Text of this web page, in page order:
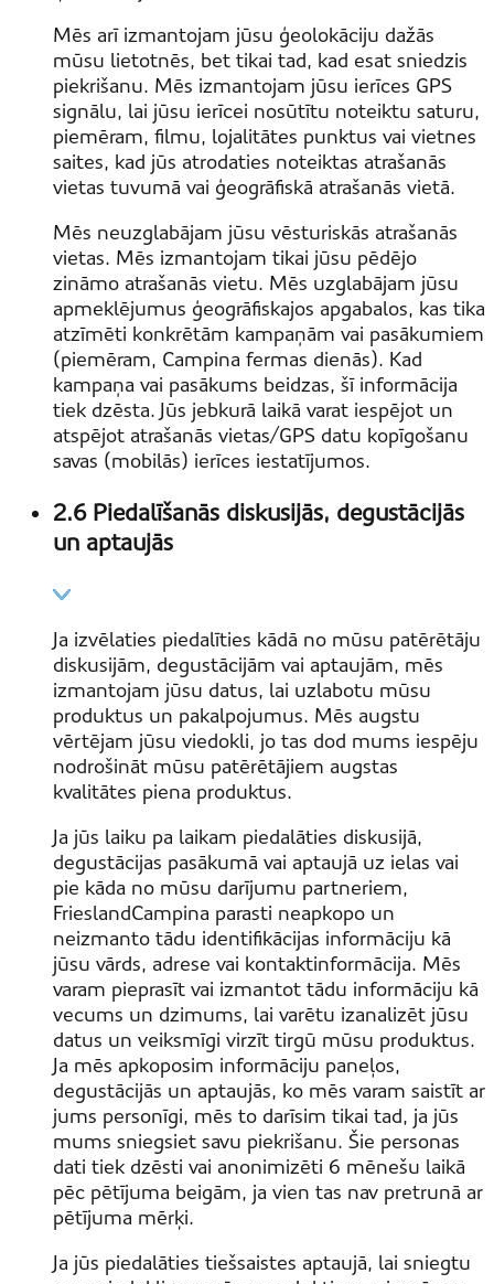
Mēs arī izmantojam jūsu ģeolokāciju dažās
mūsu lietotnēs, bet tikai tad, kad esat sniedzis
piekrišanu. Mēs izmantojam jūsu ierīces GPS
signālu, lai jūsu ierīcei nosūtītu noteiktu saturu,
piemēram, filmu, lojalitātes punktus vai vietnes
saites, kad jūs atrodaties noteiktas atrašanās
vietas tuvumā vai ģeogrāfiskā atrašanās vietā.
Mēs neuzglabājam jūsu vēsturiskās atrašanās
vietas. Mēs izmantojam tikai jūsu pēdējo
zināmo atrašanās vietu. Mēs uzglabājam jūsu
apmeklējumus ģeogrāfiskajos apgabalos, kas tika
atzīmēti konkrētām kampaņām vai pasākumiem
(piemēram, Campina fermas dienās). Kad
kampaņa vai pasākums beidzas, šī informācija
tiek dzēsta. Jūs jebkurā laikā varat iespējot un
atspējot atrašanās vietas/GPS datu kopīgošanu
savas (mobilās) ierīces iestatījumos.
2.6 Piedalīšanās diskusijās, degustācijās
un aptaujās
Ja izvēlaties piedalīties kādā no mūsu patērētāju
diskusijām, degustācijām vai aptaujām, mēs
izmantojam jūsu datus, lai uzlabotu mūsu
produktus un pakalpojumus. Mēs augstu
vērtējam jūsu viedokli, jo tas dod mums iespēju
nodrošināt mūsu patērētājiem augstas
kvalitātes piena produktus.
Ja jūs laiku pa laikam piedalāties diskusijā,
degustācijas pasākumā vai aptaujā uz ielas vai
pie kāda no mūsu darījumu partneriem,
FrieslandCampina parasti neapkopo un
neizmanto tādu identifikācijas informāciju kā
jūsu vārds, adrese vai kontaktinformācija. Mēs
varam pieprasīt vai izmantot tādu informāciju kā
vecums un dzimums, lai varētu izanalizēt jūsu
datus un veiksmīgi virzīt tirgū mūsu produktus.
Ja mēs apkoposim informāciju paneļos,
degustācijās un aptaujās, ko mēs varam saistīt ar
jums personīgi, mēs to darīsim tikai tad, ja jūs
mums sniegsiet savu piekrišanu. Šie personas
dati tiek dzēsti vai anonimizēti 6 mēnešu laikā
pēc pētījuma beigām, ja vien tas nav pretrunā ar
pētījuma mērķi.
Ja jūs piedalāties tiešsaistes aptaujā, lai sniegtu